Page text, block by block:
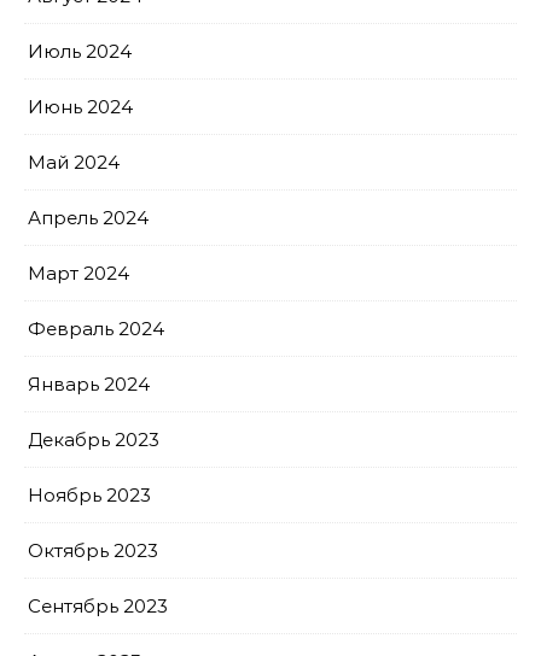
Июль 2024
Июнь 2024
Май 2024
Апрель 2024
Март 2024
Февраль 2024
Январь 2024
Декабрь 2023
Ноябрь 2023
Октябрь 2023
Сентябрь 2023